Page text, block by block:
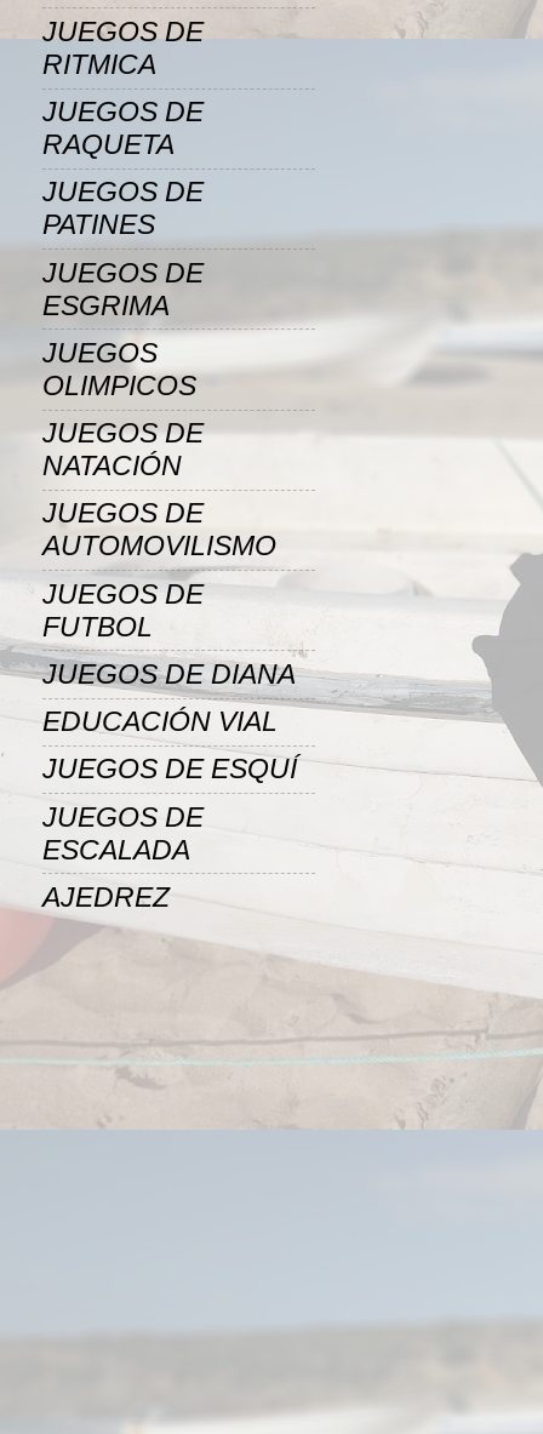
JUEGOS DE
RITMICA
JUEGOS DE
RAQUETA
JUEGOS DE
PATINES
JUEGOS DE
ESGRIMA
JUEGOS
OLIMPICOS
JUEGOS DE
NATACIÓN
JUEGOS DE
AUTOMOVILISMO
JUEGOS DE
FUTBOL
JUEGOS DE DIANA
EDUCACIÓN VIAL
JUEGOS DE ESQUÍ
JUEGOS DE
ESCALADA
AJEDREZ